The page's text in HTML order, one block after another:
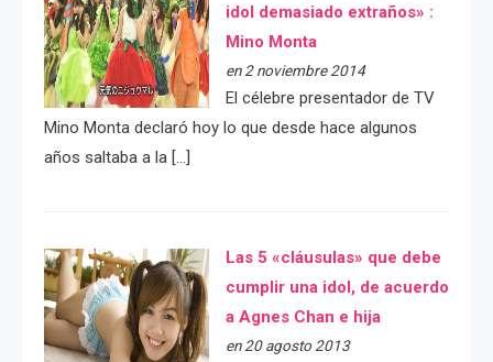
idol demasiado extraños» :
Mino Monta
en 2 noviembre 2014
El célebre presentador de TV
Mino Monta declaró hoy lo que desde hace algunos
años saltaba a la […]
Las 5 «cláusulas» que debe
cumplir una idol, de acuerdo
a Agnes Chan e hija
en 20 agosto 2013